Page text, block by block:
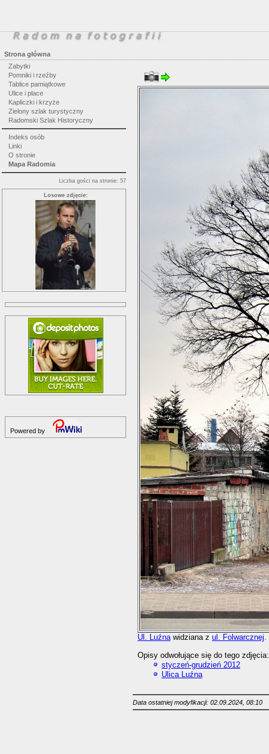
Strona główna
Zabytki
Pomniki i rzeźby
Tablice pamiątkowe
Ulice i place
Kapliczki i krzyże
Zielony szlak turystyczny
Radomski Szlak Historyczny
Indeks osób
Linki
O stronie
Mapa Radomia
Liczba gości na stronie: 57
Losowe zdjęcie:
Powered by
Ul. Luźnawidziana z ul. Folwarcznej
Opisy odwołujące się do tego zdjęcia:
styczeń-grudzień 2012
Ulica Luźna
Data ostatniej modyfikacji: 02.09.2024, 08:10